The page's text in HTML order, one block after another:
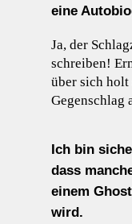
eine
Ja, der
schreiben!
über sich holt
Gegenschlag
Ich bin
dass
einem
wird.